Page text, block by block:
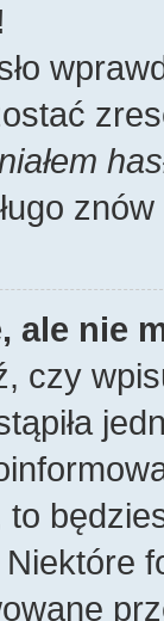
ale nie
czy